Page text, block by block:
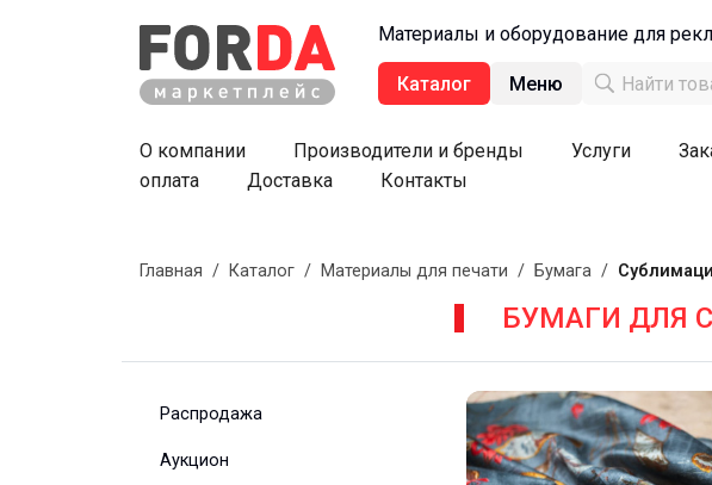
Материалы и оборудование для
Каталог Меню
О компании Производители и бренды Услуги
оплата
Доставка Контакты
Главная / Каталог / Материалы для печати / Бумага /
БУМАГИ ДЛЯ
Распродажа
Аукцион